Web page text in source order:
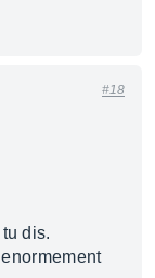
#18
dis.